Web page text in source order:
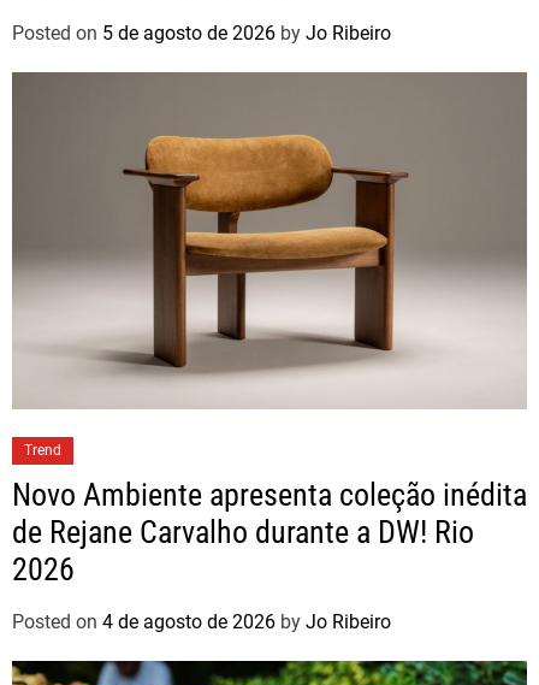
Posted on 5 de agosto de 2026 by Jo Ribeiro
Trend
Novo Ambiente apresenta coleção inédita
de Rejane Carvalho durante a DW! Rio
2026
Posted on 4 de agosto de 2026 by Jo Ribeiro